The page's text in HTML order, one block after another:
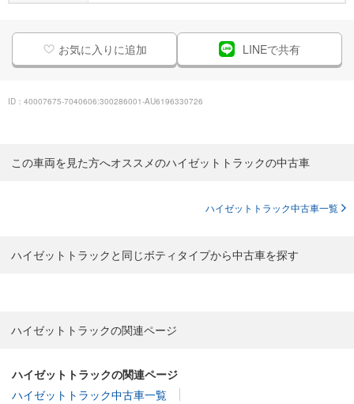
お気に入りに追加 LINEで共有
ID：40007675-7040606:300286001-AU6196330726
この車両を見た方へオススメのハイゼットトラックの中古車
ハイゼットトラック中古車一覧
ハイゼットトラックと同じボティタイプから中古車を探す
ハイゼットトラックの関連ページ
ハイゼットトラックの関連ページ
ハイゼットトラック中古車一覧